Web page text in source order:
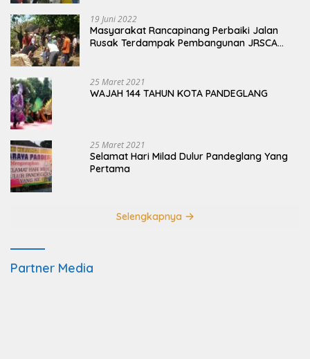
19 Juni 2022
Masyarakat Rancapinang Perbaiki Jalan
Rusak Terdampak Pembangunan JRSCA
25 Maret 2021
WAJAH 144 TAHUN KOTA PANDEGLANG
25 Maret 2021
Selamat Hari Milad Dulur Pandeglang Yang
Pertama
Selengkapnya
Partner Media